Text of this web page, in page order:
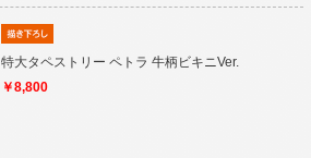
特大タペストリー ペトラ 牛柄ビキニVer.
￥8,800